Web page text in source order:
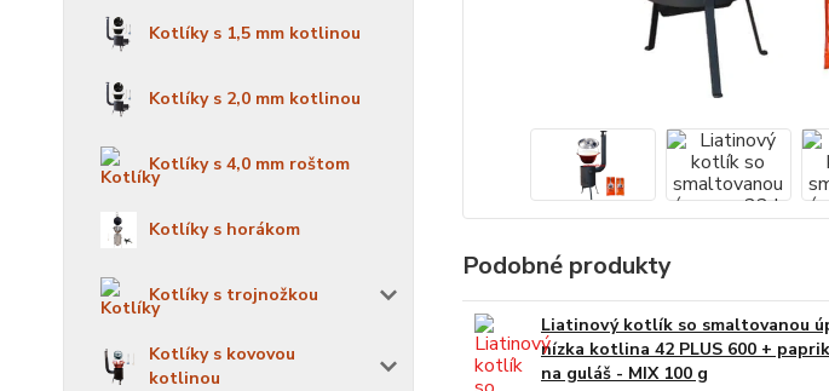
Kotlíky s 1,5 mm kotlinou
Kotlíky s 2,0 mm kotlinou
Kotlíky s 4,0 mm roštom
Kotlíky s horákom
Kotlíky s trojnožkou
Kotlíky s kovovou
kotlinou
Podobné produkty
Liatinový kotlík so smaltovanou
nízka kotlina 42 PLUS 600 +
na guláš - MIX 100 g